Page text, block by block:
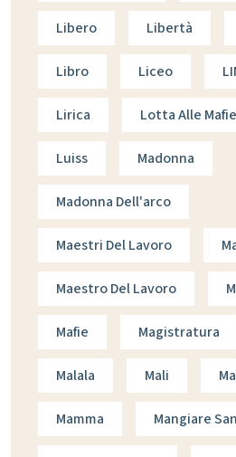
Libero Libertà
Libro Liceo
Lirica Lotta Alle Mafie
Luiss Madonna
Madonna Dell'arco
Maestri Del Lavoro
Maestro Del Lavoro
Mafie Magistratura
Malala Mali
Mamma Mangiare